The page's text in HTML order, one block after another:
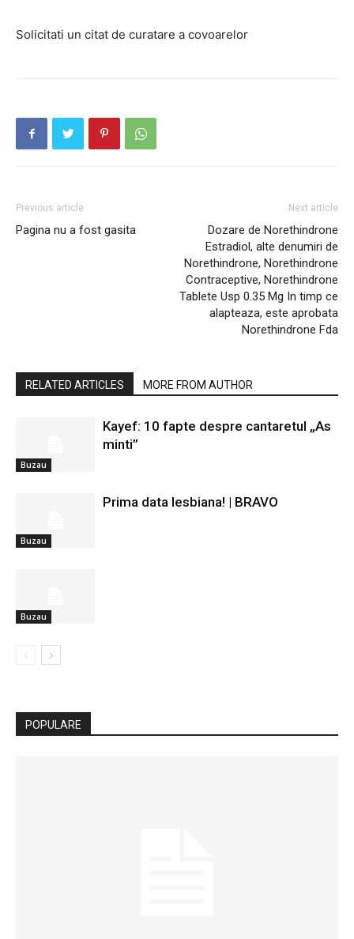
Solicitati un citat de curatare a covoarelor
Previous article
Pagina nu a fost gasita
Next article
Dozare de Norethindrone
Estradiol, alte denumiri de
Norethindrone, Norethindrone
Contraceptive, Norethindrone
Tablete Usp 0.35 Mg In timp ce
alapteaza, este aprobata
Norethindrone Fda
RELATED ARTICLES MORE FROM AUTHOR
Buzau
Kayef: 10 fapte despre cantaretul „As
minti”
Buzau
Prima data lesbiana! | BRAVO
Buzau
POPULARE